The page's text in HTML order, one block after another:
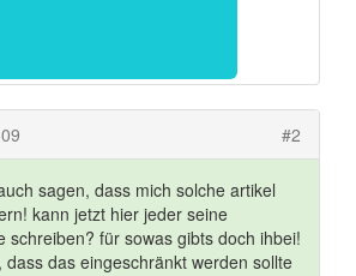
#2
sagen, dass mich solche artikel
kann jetzt hier jeder seine
schreiben? für sowas gibts doch ihbei!
das eingeschränkt werden sollte